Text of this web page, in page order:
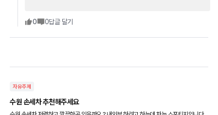
0 0답글 달기
자유주제
수원 손세차 추천해주세요